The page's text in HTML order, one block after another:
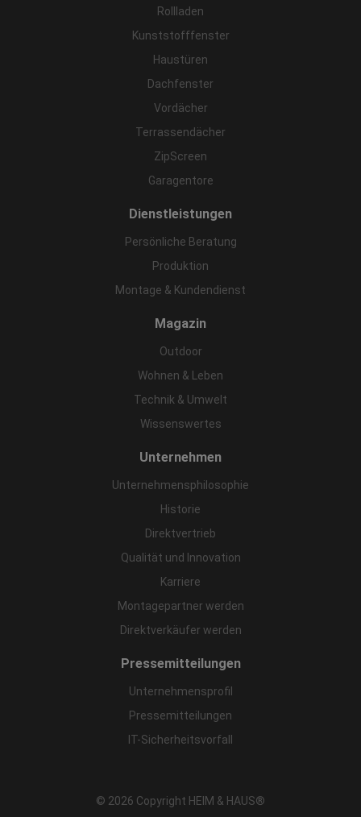
Rollladen
Kunststofffenster
Haustüren
Dachfenster
Vordächer
Terrassendächer
ZipScreen
Garagentore
Dienstleistungen
Persönliche Beratung
Produktion
Montage & Kundendienst
Magazin
Outdoor
Wohnen & Leben
Technik & Umwelt
Wissenswertes
Unternehmen
Unternehmensphilosophie
Historie
Direktvertrieb
Qualität und Innovation
Karriere
Montagepartner werden
Direktverkäufer werden
Pressemitteilungen
Unternehmensprofil
Pressemitteilungen
IT-Sicherheitsvorfall
© 2026 Copyright HEIM & HAUS®